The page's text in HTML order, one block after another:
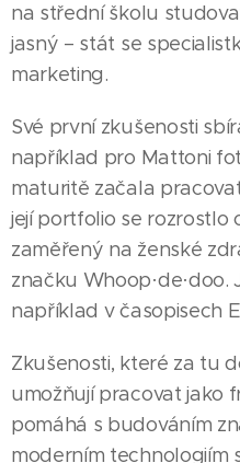
na střední školu
jasný – stát se
marketing.
Své první zkušenosti
například pro Mattoni
maturitě začala
její portfolio se rozrostlo
zaměřený na ženské
značku
například v časopisech
Zkušenosti, které za tu
umožňují pracovat jako
pomáhá s budováním
moderním technologiím